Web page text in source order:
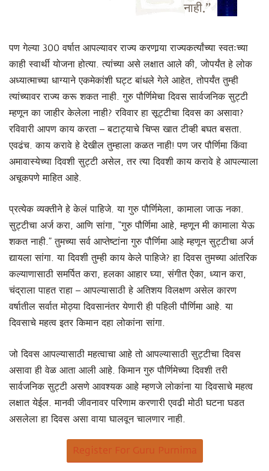
नाही.”
पण गेल्या 300 वर्षात आपल्यावर राज्य करणार्‍या राज्यकर्त्यांच्या स्वतःच्या
काही स्वार्थी योजना होत्या. त्यांच्या असे लक्षात आले की, जोपर्यंत हे लोक
अध्यात्माच्या धाग्याने एकमेकांशी घट्ट बांधले गेले आहेत, तोपर्यंत तुम्ही
त्यांच्यावर राज्य करू शकत नाही. गुरु पौर्णिमेचा दिवस सार्वजनिक सुट्टी
म्हणून का जाहीर केलेला नाही? रविवार हा सूट्टीचा दिवस का असावा?
रविवारी आपण काय करता – बटाट्याचे चिप्स खात टीव्ही बघत बसता.
एवढंच. काय करावे हे देखील तुम्हाला कळत नाही! पण जर पौर्णिमा किंवा
अमावास्येच्या दिवशी सुट्टी असेल, तर त्या दिवशी काय करावे हे आपल्याला
अचूकपणे माहित आहे.
प्रत्येक व्यक्तीने हे केलं पाहिजे. या गुरु पौर्णिमेला, कामाला जाऊ नका.
सुट्टीचा अर्ज करा, आणि सांगा, “गुरु पौर्णिमा आहे, म्हणून मी कामाला येऊ
शकत नाही.” तुमच्या सर्व आप्तेष्टांना गुरु पौर्णिमा आहे म्हणून सुट्टीचा अर्ज
द्यायला सांगा. या दिवशी तुम्ही काय केले पाहिजे? हा दिवस तुमच्या आंतरिक
कल्याणासाठी समर्पित करा, हलका आहार घ्या, संगीत ऐका, ध्यान करा,
चंद्राला पाहत राहा – आपल्यासाठी हे अतिशय विलक्षण असेल कारण
वर्षातील सर्वात मोठ्या दिवसानंतर येणारी ही पहिली पौर्णिमा आहे. या
दिवसाचे महत्व इतर किमान दहा लोकांना सांगा.
जो दिवस आपल्यासाठी महत्वाचा आहे तो आपल्यासाठी सुट्टीचा दिवस
असावा ही वेळ आता आली आहे. किमान गुरु पौर्णिमेच्या दिवशी तरी
सार्वजनिक सुट्टी असणे आवश्यक आहे म्हणजे लोकांना या दिवसाचे महत्व
लक्षात येईल. मानवी जीवनावर परिणाम करणारी एवढी मोठी घटना घडत
असलेला हा दिवस असा वाया घालवून चालणार नाही.
Register For Guru Purnima